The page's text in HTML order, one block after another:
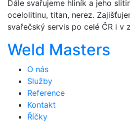
Dále svařujeme hliník a jeho
ocelolitinu, titan, nerez.
svařečský servis po celé ČR i v
Weld Masters
O nás
Služby
Reference
Kontakt
Říčky